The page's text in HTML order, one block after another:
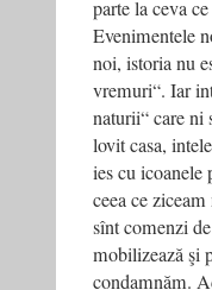
parte la ceva
Evenimentele
noi, istoria nu
vremuri“. Iar
naturii“ care ni
lovit casa,
ies cu icoanele
ceea ce
sînt comenzi
mobilizează şi
condamnăm.